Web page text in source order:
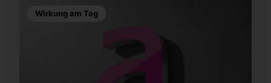
Wirkung am Tag